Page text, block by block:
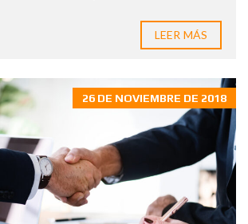
LEER MÁS
26 DE NOVIEMBRE DE 2018